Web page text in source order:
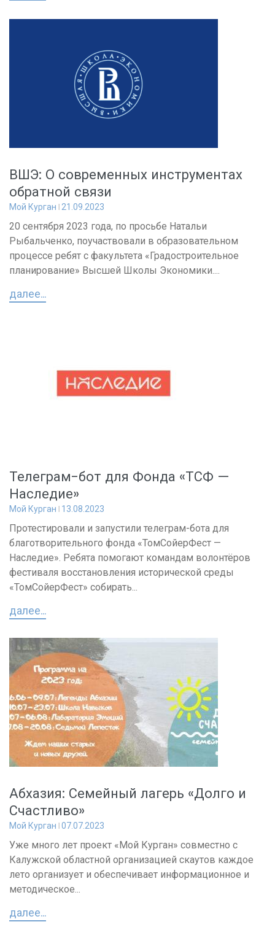
ВШЭ: О современных инструментах
обратной связи
Мой Курган 21.09.2023
20 сентября 2023 года, по просьбе Натальи
Рыбальченко, поучаствовали в образовательном
процессе ребят с факультета «Градостроительное
планирование» Высшей Школы Экономики....
далее...
Телеграм-бот для Фонда «ТСФ —
Наследие»
Мой Курган 13.08.2023
Протестировали и запустили телеграм-бота для
благотворительного фонда «ТомСойерФест —
Наследие». Ребята помогают командам волонтёров
фестиваля восстановления исторической среды
«ТомСойерФест» собирать...
далее...
Абхазия: Семейный лагерь «Долго и
Счастливо»
Мой Курган 07.07.2023
Уже много лет проект «Мой Курган» совместно с
Калужской областной организацией скаутов каждое
лето организует и обеспечивает информационное и
методическое...
далее...